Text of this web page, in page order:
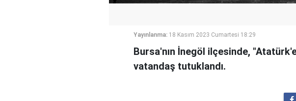
Yayınlanma: 18 Kasım 2023 Cumartesi 18:29
Bursa'nın İnegöl ilçesinde,
vatandaş tutuklandı.